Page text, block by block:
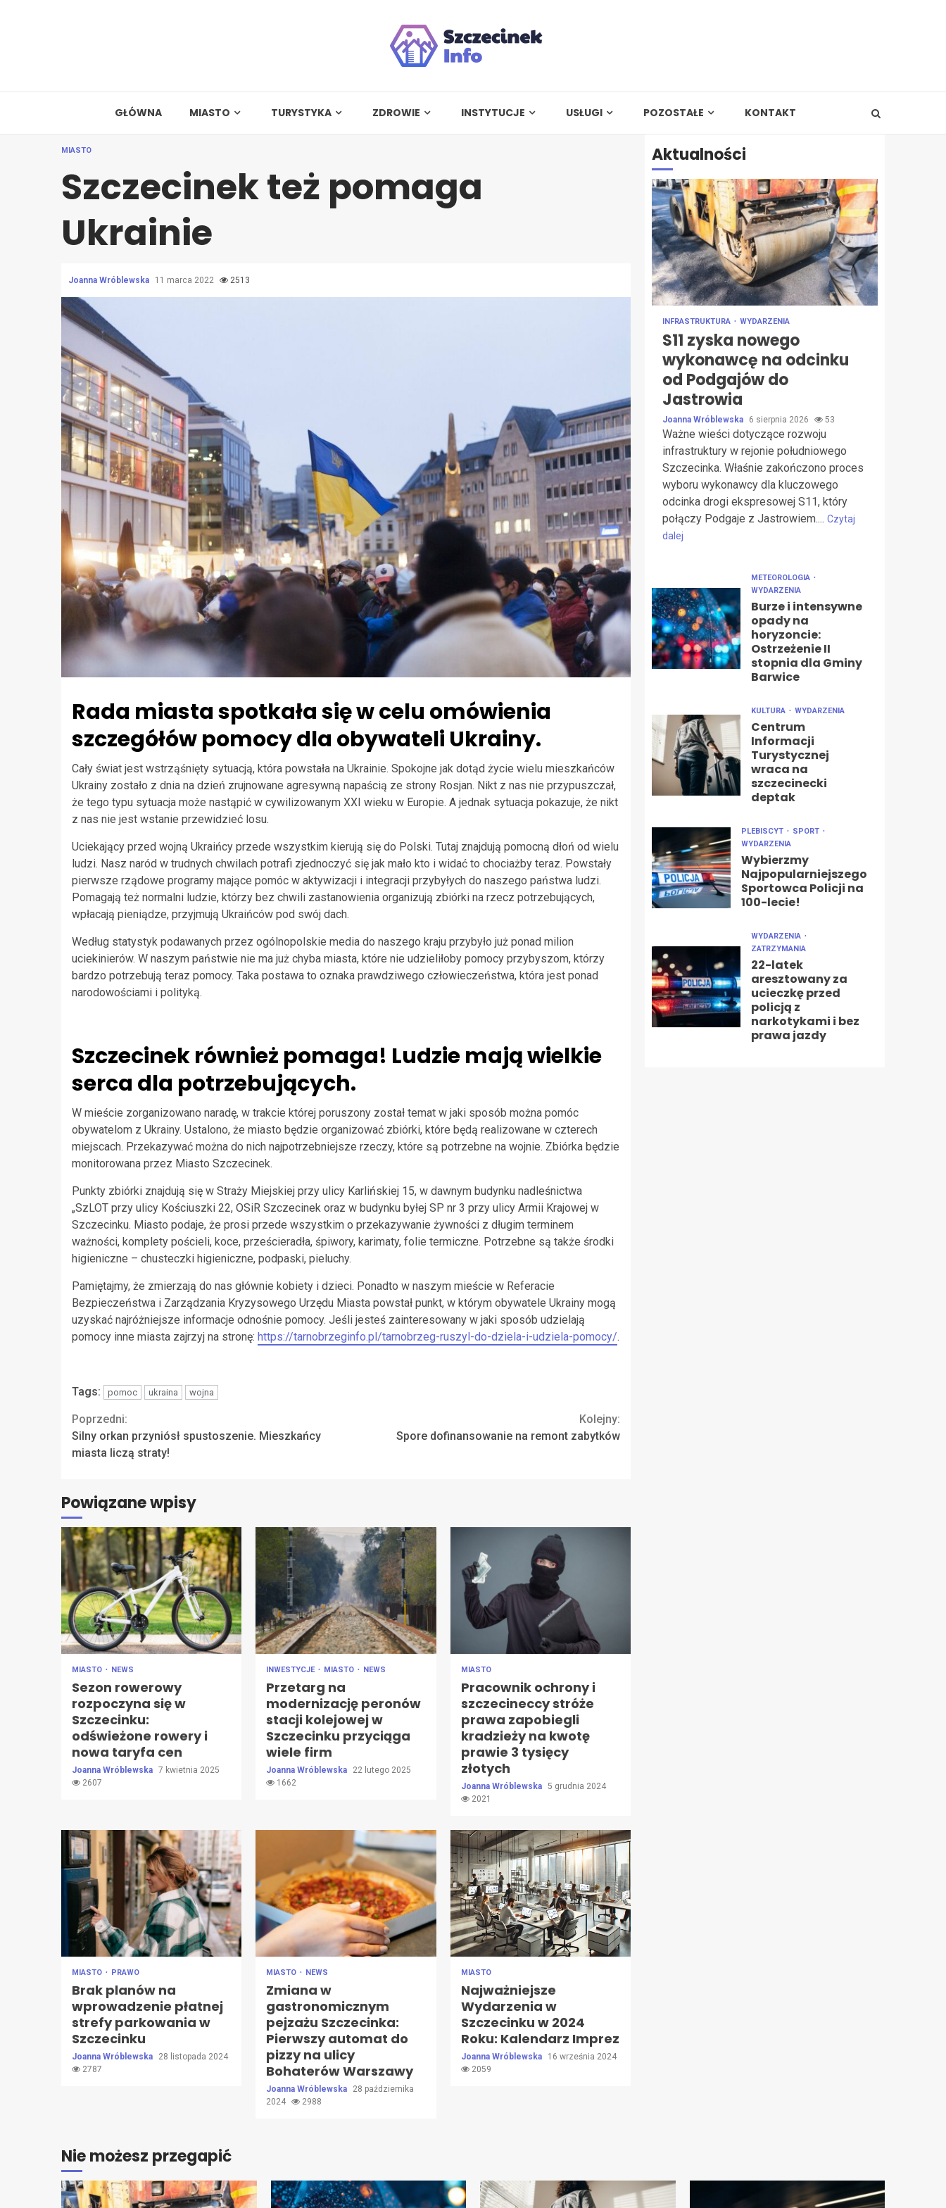
GŁÓWNA MIASTO TURYSTYKA ZDROWIE INSTYTUCJE USŁUGI POZOSTAŁE KONTAKT
MIASTO
Szczecinek też pomaga
Ukrainie
Joanna Wróblewska 11 marca 2022 2513
Rada miasta spotkała się w celu omówienia
szczegółów pomocy dla obywateli Ukrainy.
Cały świat jest wstrząśnięty sytuacją, która powstała na Ukrainie. Spokojne jak dotąd życie wielu mieszkańców
Ukrainy zostało z dnia na dzień zrujnowane agresywną napaścią ze strony Rosjan. Nikt z nas nie przypuszczał,
że tego typu sytuacja może nastąpić w cywilizowanym XXI wieku w Europie. A jednak sytuacja pokazuje, że nikt
z nas nie jest wstanie przewidzieć losu.
Uciekający przed wojną Ukraińcy przede wszystkim kierują się do Polski. Tutaj znajdują pomocną dłoń od wielu
ludzi. Nasz naród w trudnych chwilach potrafi zjednoczyć się jak mało kto i widać to chociażby teraz. Powstały
pierwsze rządowe programy mające pomóc w aktywizacji i integracji przybyłych do naszego państwa ludzi.
Pomagają też normalni ludzie, którzy bez chwili zastanowienia organizują zbiórki na rzecz potrzebujących,
wpłacają pieniądze, przyjmują Ukraińców pod swój dach.
Według statystyk podawanych przez ogólnopolskie media do naszego kraju przybyło już ponad milion
uciekinierów. W naszym państwie nie ma już chyba miasta, które nie udzieliłoby pomocy przybyszom, którzy
bardzo potrzebują teraz pomocy. Taka postawa to oznaka prawdziwego człowieczeństwa, która jest ponad
narodowościami i polityką.
Szczecinek również pomaga! Ludzie mają wielkie
serca dla potrzebujących.
W mieście zorganizowano naradę, w trakcie której poruszony został temat w jaki sposób można pomóc
obywatelom z Ukrainy. Ustalono, że miasto będzie organizować zbiórki, które będą realizowane w czterech
miejscach. Przekazywać można do nich najpotrzebniejsze rzeczy, które są potrzebne na wojnie. Zbiórka będzie
monitorowana przez Miasto Szczecinek.
Punkty zbiórki znajdują się w Straży Miejskiej przy ulicy Karlińskiej 15, w dawnym budynku nadleśnictwa
„SzLOT przy ulicy Kościuszki 22, OSiR Szczecinek oraz w budynku byłej SP nr 3 przy ulicy Armii Krajowej w
Szczecinku. Miasto podaje, że prosi przede wszystkim o przekazywanie żywności z długim terminem
ważności, komplety pościeli, koce, prześcieradła, śpiwory, karimaty, folie termiczne. Potrzebne są także środki
higieniczne – chusteczki higieniczne, podpaski, pieluchy.
Pamiętajmy, że zmierzają do nas głównie kobiety i dzieci. Ponadto w naszym mieście w Referacie
Bezpieczeństwa i Zarządzania Kryzysowego Urzędu Miasta powstał punkt, w którym obywatele Ukrainy mogą
uzyskać najróżniejsze informacje odnośnie pomocy. Jeśli jesteś zainteresowany w jaki sposób udzielają
pomocy inne miasta zajrzyj na stronę: https://tarnobrzeginfo.pl/tarnobrzeg-ruszyl-do-dziela-i-udziela-pomocy/.
Tags: pomoc ukraina wojna
Continue
Reading
Poprzedni:
Silny orkan przyniósł spustoszenie. Mieszkańcy
miasta liczą straty!
Kolejny:
Spore dofinansowanie na remont zabytków
Powiązane wpisy
MIASTO NEWS
Sezon rowerowy
rozpoczyna się w
Szczecinku:
odświeżone rowery i
nowa taryfa cen
Joanna Wróblewska 7 kwietnia 2025
2607
INWESTYCJE MIASTO NEWS
Przetarg na
modernizację peronów
stacji kolejowej w
Szczecinku przyciąga
wiele firm
Joanna Wróblewska
22 lutego 2025
1662
MIASTO
Pracownik ochrony i
szczecineccy stróże
prawa zapobiegli
kradzieży na kwotę
prawie 3 tysięcy
złotych
Joanna Wróblewska 5 grudnia 2024
2021
MIASTO PRAWO
Brak planów na
wprowadzenie płatnej
strefy parkowania w
Szczecinku
Joanna Wróblewska
28 listopada 2024
2787
MIASTO NEWS
Zmiana w
gastronomicznym
pejzażu Szczecinka:
Pierwszy automat do
pizzy na ulicy
Bohaterów Warszawy
Joanna Wróblewska
28 października
2024
2988
MIASTO
Najważniejsze
Wydarzenia w
Szczecinku w 2024
Roku: Kalendarz Imprez
Joanna Wróblewska
16 września 2024
2059
Aktualności
INFRASTRUKTURA WYDARZENIA
S11 zyska nowego
wykonawcę na odcinku
od Podgajów do
Jastrowia
Joanna Wróblewska 6 sierpnia 2026 53
Ważne wieści dotyczące rozwoju
infrastruktury w rejonie południowego
Szczecinka. Właśnie zakończono proces
wyboru wykonawcy dla kluczowego
odcinka drogi ekspresowej S11, który
połączy Podgaje z Jastrowiem.... Czytaj
dalej
METEOROLOGIA
WYDARZENIA
Burze i intensywne
opady na
horyzoncie:
Ostrzeżenie II
stopnia dla Gminy
Barwice
KULTURA WYDARZENIA
Centrum
Informacji
Turystycznej
wraca na
szczecinecki
deptak
PLEBISCYT
SPORT
WYDARZENIA
Wybierzmy
Najpopularniejszego
Sportowca Policji na
100-lecie!
WYDARZENIA
ZATRZYMANIA
22-latek
aresztowany za
ucieczkę przed
policją z
narkotykami i bez
prawa jazdy
Nie możesz przegapić